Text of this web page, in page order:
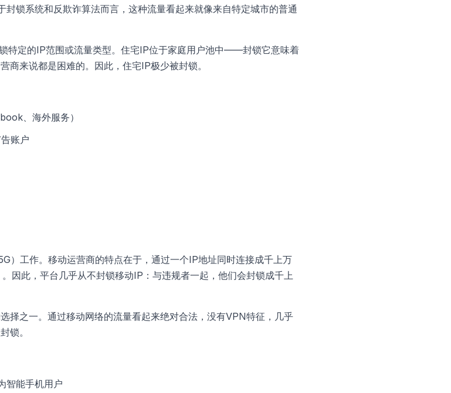
锁系统和反欺诈算法而言，这种流量看起来就像来自特定城市的普通
特定的IP范围或流量类型。住宅IP位于家庭用户池中——封锁它意味着
商来说都是困难的。因此，住宅IP极少被封锁。
、海外服务）
账户
）工作。移动运营商的特点在于，通过一个IP地址同时连接成千上万
此，平台几乎从不封锁移动IP：与违规者一起，他们会封锁成千上
择之一。通过移动网络的流量看起来绝对合法，没有VPN特征，几乎
锁。
能手机用户